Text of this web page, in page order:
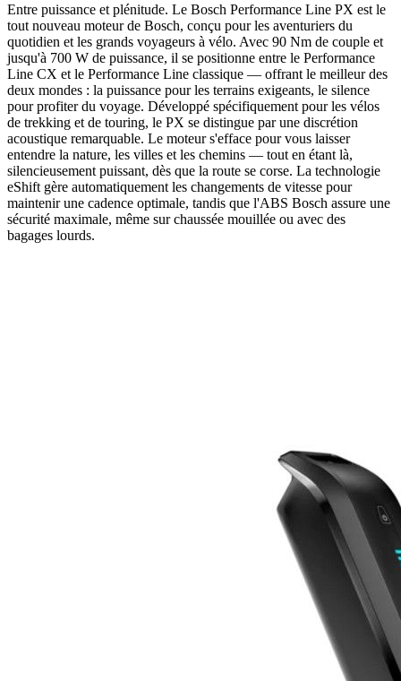
Entre puissance et plénitude. Le Bosch Performance Line PX est le
tout nouveau moteur de Bosch, conçu pour les aventuriers du
quotidien et les grands voyageurs à vélo. Avec 90 Nm de couple et
jusqu'à 700 W de puissance, il se positionne entre le Performance
Line CX et le Performance Line classique — offrant le meilleur des
deux mondes : la puissance pour les terrains exigeants, le silence
pour profiter du voyage. Développé spécifiquement pour les vélos
de trekking et de touring, le PX se distingue par une discrétion
acoustique remarquable. Le moteur s'efface pour vous laisser
entendre la nature, les villes et les chemins — tout en étant là,
silencieusement puissant, dès que la route se corse. La technologie
eShift gère automatiquement les changements de vitesse pour
maintenir une cadence optimale, tandis que l'ABS Bosch assure une
sécurité maximale, même sur chaussée mouillée ou avec des
bagages lourds.